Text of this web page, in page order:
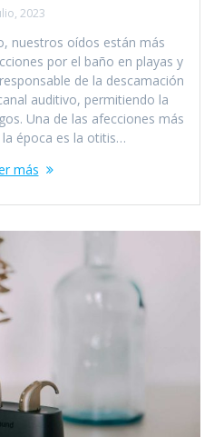
2023
nuestros oídos están más
por el baño en playas y
de la descamación
auditivo, permitiendo la
Una de las afecciones más
época es la otitis…
más